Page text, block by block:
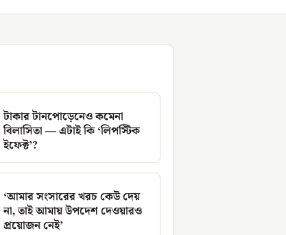
টাকার টানপোড়েনেও কমেনা
বিলাসিতা — এটাই কি ‘লিপস্টিক
ইফেক্ট’?
‘আমার সংসারের খরচ কেউ দেয়
না, তাই আমায় উপদেশ দেওয়ারও
প্রয়োজন নেই’